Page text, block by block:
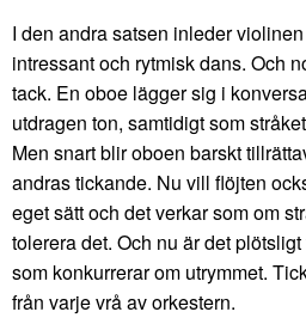
I den andra satsen inleder
intressant och rytmisk dans. Och
tack. En oboe lägger sig i
utdragen ton, samtidigt som
Men snart blir oboen barskt
andras tickande. Nu vill flöjten
eget sätt och det verkar som om
tolerera det. Och nu är det
som konkurrerar om utrymmet.
från varje vrå av orkestern.